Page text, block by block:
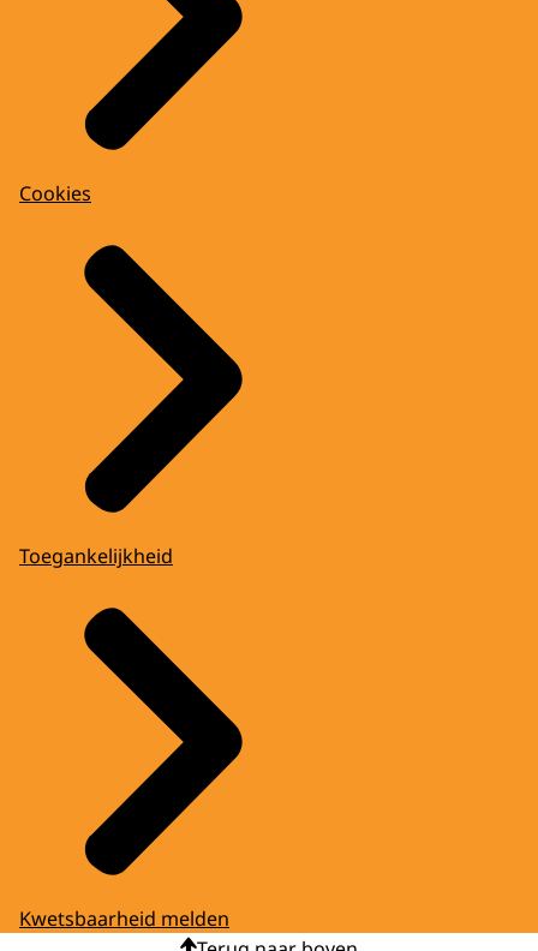
Cookies
Toegankelijkheid
Kwetsbaarheid melden